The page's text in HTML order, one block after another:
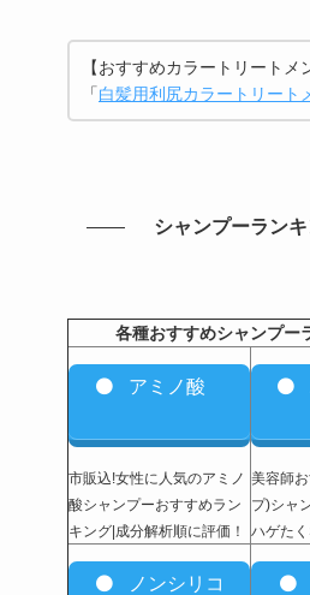
【おすすめカラートリートメ
「白髪用利尻カラートリート
シャンプーラン
各種おすすめシャンプー
アミノ酸
市販込!女性に人気のアミノ
酸シャンプーおすすめラン
キング|成分解析順に評価！
美容師
プ)シャ
ハゲた
ノンシリコ